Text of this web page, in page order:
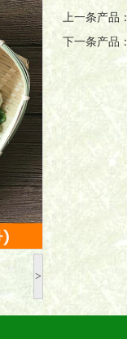
>
上一条产品：
下一条产品：